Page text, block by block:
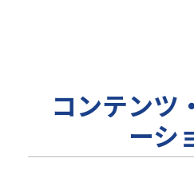
コンテンツ
ーシ